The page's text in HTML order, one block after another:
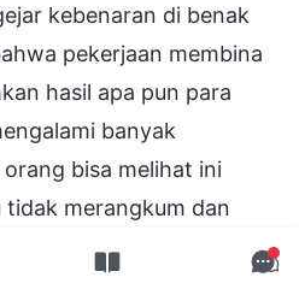
kebenaran di benak
pekerjaan membina
hasil apa pun para
banyak
bisa melihat ini
tidak merangkum dan
apa yang akan